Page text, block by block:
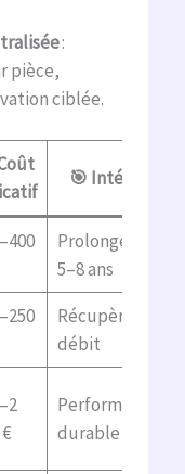
:
pièce,
ciblée.
🎯 Intérêt
Prolonge de
5–8 ans
Récupère le
débit
Performance
durable